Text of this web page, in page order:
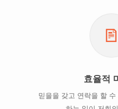
효율적
믿을을 갖고 연락을 할